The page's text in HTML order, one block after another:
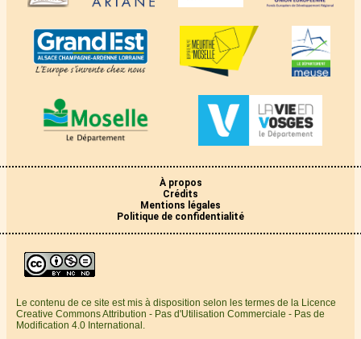
À propos
Crédits
Mentions légales
Politique de confidentialité
Le contenu de ce site est mis à disposition selon les termes de la Licence
Creative Commons Attribution - Pas d'Utilisation Commerciale - Pas de
Modification 4.0 International.